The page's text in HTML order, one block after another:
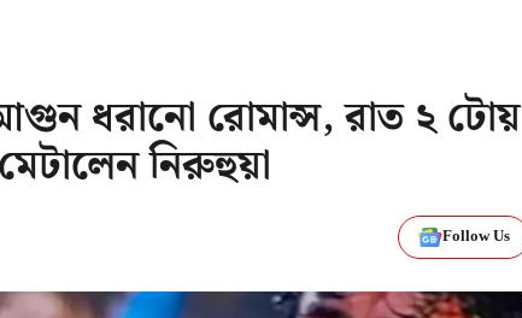
ধরানো রোমান্স, রাত ২ টোয়
নিরুহুয়া
Follow Us